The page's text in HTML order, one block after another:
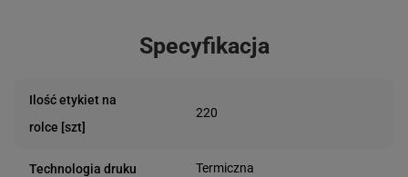
Specyfikacja
Ilość etykiet na
rolce [szt]
220
Technologia druku Termiczna